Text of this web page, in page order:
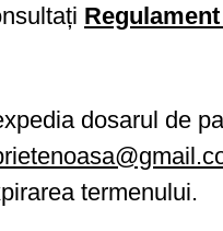
dosarul de
termenului.